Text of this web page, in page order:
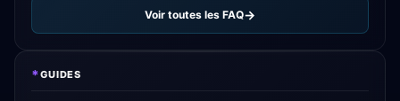
Voir toutes les FAQ
*GUIDES